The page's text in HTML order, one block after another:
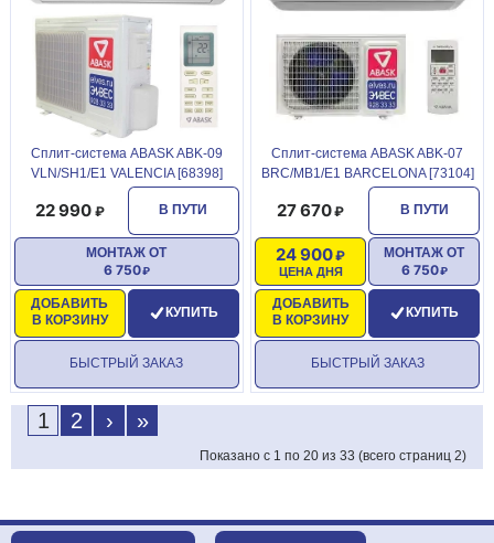
Сплит-система ABASK ABK-09
VLN/SH1/E1 VALENCIA [68398]
В ПУТИ
22 990
ДОБАВИТЬ
В КОРЗИНУ
МОНТАЖ ОТ
6 750
КУПИТЬ
БЫСТРЫЙ ЗАКАЗ
Сплит-система ABASK ABK-07
BRC/MB1/E1 BARCELONA [73104]
В ПУТИ
27 670
ЦЕНА ДНЯ
24 900
ДОБАВИТЬ
В КОРЗИНУ
МОНТАЖ ОТ
6 750
КУПИТЬ
БЫСТРЫЙ ЗАКАЗ
1 2 › »
Показано с 1 по 20 из 33 (всего страниц 2)